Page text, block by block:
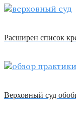
Расширен список
Верховный суд